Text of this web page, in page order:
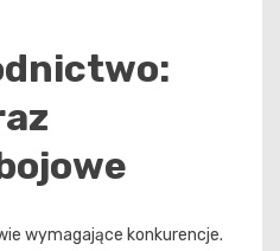
wymagające konkurencje.